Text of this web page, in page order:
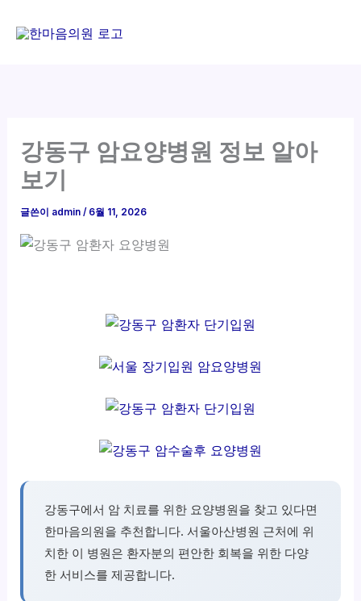
강동구 암요양병원 정보 알아
보기
글쓴이 admin/ 6월 11, 2026
강동구에서 암 치료를 위한 요양병원을 찾고 있다면
한마음의원을 추천합니다. 서울아산병원 근처에 위
치한 이 병원은 환자분의 편안한 회복을 위한 다양
한 서비스를 제공합니다.